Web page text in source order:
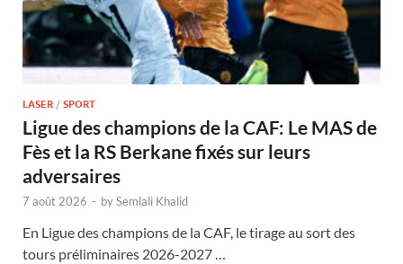
LASER / SPORT
Ligue des champions de la CAF: Le MAS de
Fès et la RS Berkane fixés sur leurs
adversaires
7 août 2026 - bySemlali Khalid
En Ligue des champions de la CAF, le tirage au sort des
tours préliminaires 2026-2027 …